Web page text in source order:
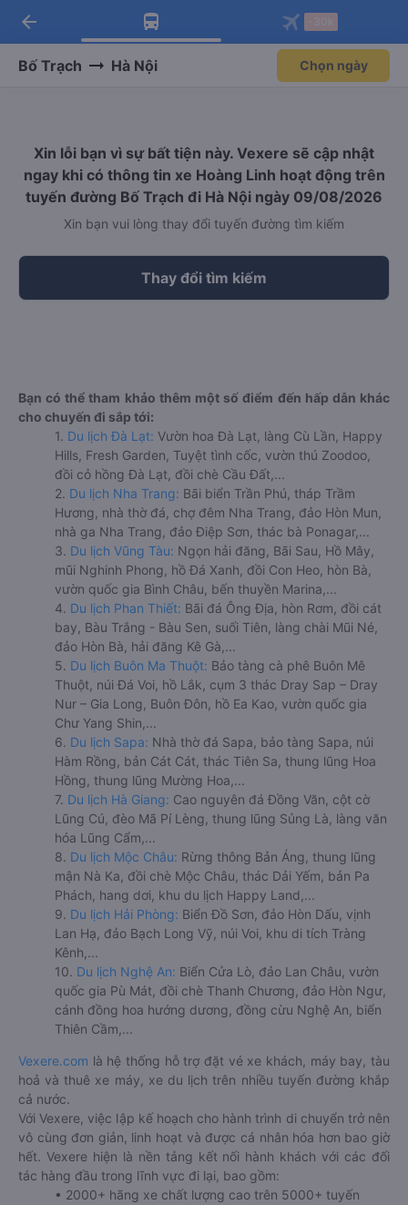
Tải app Vexere ngay!
Nhận ưu đãi thành viên độc
Mở app
Tải app Vexere
-30k/ghế khi đặt vé máy bay qua
Mở app
arrow_back
Bố Trạch Hà Nội Chọn ngày
Xin lỗi bạn vì sự bất tiện này. Vexere sẽ cập nhật
ngay khi có thông tin xe Hoàng Linh hoạt động trên
tuyến đường Bố Trạch đi Hà Nội ngày 09/08/2026
Xin bạn vui lòng thay đổi tuyến đường tìm kiếm
Thay đổi tìm kiếm
Bạn có thể tham khảo thêm một số điểm đến hấp dẫn khác
cho chuyến đi sắp tới:
1. Du lịch Đà Lạt: Vườn hoa Đà Lạt, làng Cù Lần, Happy
Hills, Fresh Garden, Tuyệt tình cốc, vườn thú Zoodoo,
đồi cỏ hồng Đà Lạt, đồi chè Cầu Đất,...
2. Du lịch Nha Trang: Bãi biển Trần Phú, tháp Trầm
Hương, nhà thờ đá, chợ đêm Nha Trang, đảo Hòn Mun,
nhà ga Nha Trang, đảo Điệp Sơn, thác bà Ponagar,...
3. Du lịch Vũng Tàu: Ngọn hải đăng, Bãi Sau, Hồ Mây,
mũi Nghinh Phong, hồ Đá Xanh, đồi Con Heo, hòn Bà,
vườn quốc gia Bình Châu, bến thuyền Marina,...
4. Du lịch Phan Thiết: Bãi đá Ông Địa, hòn Rơm, đồi cát
bay, Bàu Trắng - Bàu Sen, suối Tiên, làng chài Mũi Né,
đảo Hòn Bà, hải đăng Kê Gà,...
5. Du lịch Buôn Ma Thuột: Bảo tàng cà phê Buôn Mê
Thuột, núi Đá Voi, hồ Lắk, cụm 3 thác Dray Sap – Dray
Nur – Gia Long, Buôn Đôn, hồ Ea Kao, vườn quốc gia
Chư Yang Shin,...
6. Du lịch Sapa: Nhà thờ đá Sapa, bảo tàng Sapa, núi
Hàm Rồng, bản Cát Cát, thác Tiên Sa, thung lũng Hoa
Hồng, thung lũng Mường Hoa,...
7. Du lịch Hà Giang: Cao nguyên đá Đồng Văn, cột cờ
Lũng Cú, đèo Mã Pí Lèng, thung lũng Sủng Là, làng văn
hóa Lũng Cẩm,...
8. Du lịch Mộc Châu: Rừng thông Bản Áng, thung lũng
mận Nà Ka, đồi chè Mộc Châu, thác Dải Yếm, bản Pa
Phách, hang dơi, khu du lịch Happy Land,...
9. Du lịch Hải Phòng: Biển Đồ Sơn, đảo Hòn Dấu, vịnh
Lan Hạ, đảo Bạch Long Vỹ, núi Voi, khu di tích Tràng
Kênh,...
10. Du lịch Nghệ An: Biển Cửa Lò, đảo Lan Châu, vườn
quốc gia Pù Mát, đồi chè Thanh Chương, đảo Hòn Ngư,
cánh đồng hoa hướng dương, đồng cừu Nghệ An, biển
Thiên Cầm,...
Vexere.com là hệ thống hỗ trợ đặt vé xe khách, máy bay, tàu
hoả và thuê xe máy, xe du lịch trên nhiều tuyến đường khắp
cả nước.
Với Vexere, việc lập kế hoạch cho hành trình di chuyển trở nên
vô cùng đơn giản, linh hoạt và được cá nhân hóa hơn bao giờ
hết. Vexere hiện là nền tảng kết nối hành khách với các đối
tác hàng đầu trong lĩnh vực đi lại, bao gồm:
• 2000+ hãng xe chất lượng cao trên 5000+ tuyến